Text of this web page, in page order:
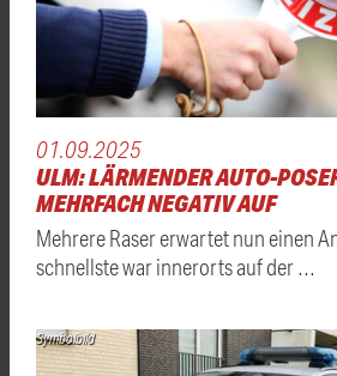
01.09.2025
ULM: LÄRMENDER AUTO-
MEHRFACH NEGATIV AUF
Mehrere Raser erwartet nun einen
schnellste war innerorts auf der …
Symbolbild